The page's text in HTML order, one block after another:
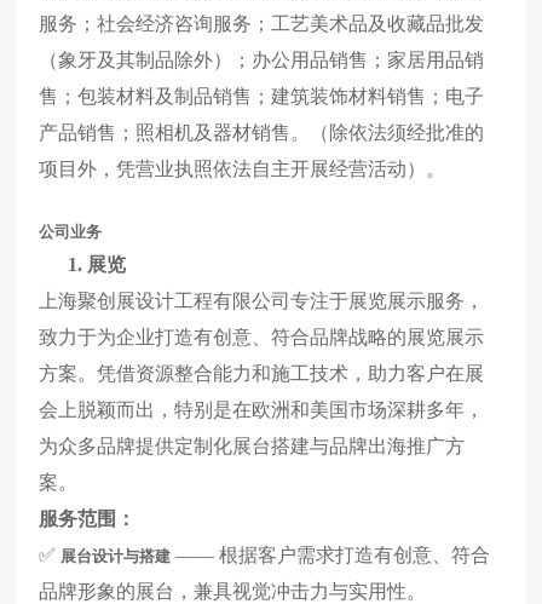
服务；社会经济咨询服务；工艺美术品及收藏品批发
（象牙及其制品除外）；办公用品销售；家居用品销
售；包装材料及制品销售；建筑装饰材料销售；电子
产品销售；照相机及器材销售。（除依法须经批准的
项目外，凭营业执照依法自主开展经营活动）。
公司业务
1. 展览
上海聚创展设计工程有限公司专注于展览展示服务，
致力于为企业打造有创意、符合品牌战略的展览展示
方案。凭借资源整合能力和施工技术，助力客户在展
会上脱颖而出，特别是在欧洲和美国市场深耕多年，
为众多品牌提供定制化展台搭建与品牌出海推广方
案。
服务范围：
✅ 展台设计与搭建 ——根据客户需求打造有创意、符合
品牌形象的展台，兼具视觉冲击力与实用性。